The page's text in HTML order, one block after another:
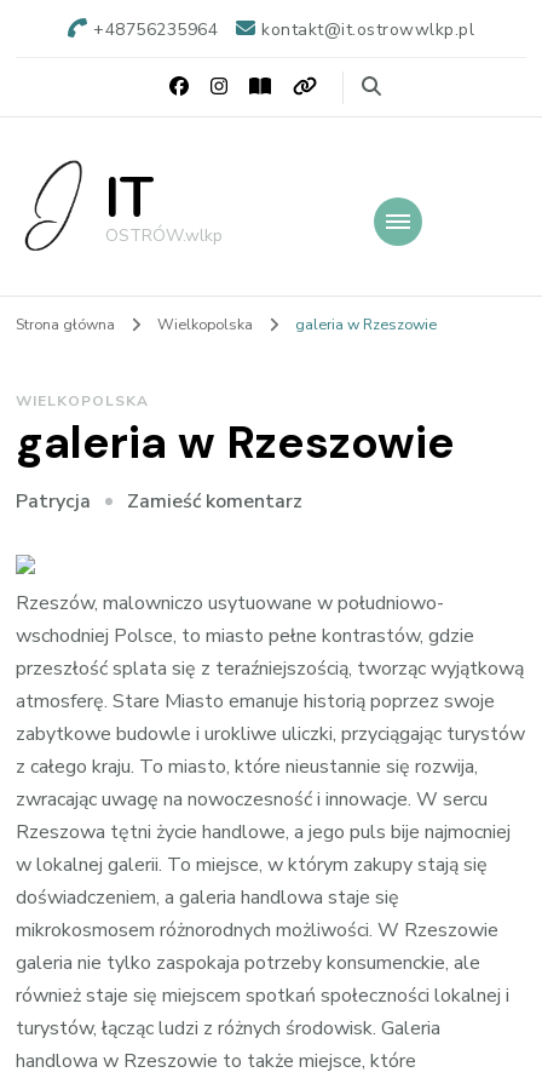
+48756235964 kontakt@it.ostrowwlkp.pl
IT
OSTRÓW.wlkp
Strona główna Wielkopolska galeria w Rzeszowie
WIELKOPOLSKA
galeria w Rzeszowie
Patrycja Zamieść komentarz
w
Rzeszowie
Rzeszów, malowniczo usytuowane w południowo-
wschodniej Polsce, to miasto pełne kontrastów, gdzie
przeszłość splata się z teraźniejszością, tworząc wyjątkową
atmosferę. Stare Miasto emanuje historią poprzez swoje
zabytkowe budowle i urokliwe uliczki, przyciągając turystów
z całego kraju. To miasto, które nieustannie się rozwija,
zwracając uwagę na nowoczesność i innowacje. W sercu
Rzeszowa tętni życie handlowe, a jego puls bije najmocniej
w lokalnej galerii. To miejsce, w którym zakupy stają się
doświadczeniem, a galeria handlowa staje się
mikrokosmosem różnorodnych możliwości. W Rzeszowie
galeria nie tylko zaspokaja potrzeby konsumenckie, ale
również staje się miejscem spotkań społeczności lokalnej i
turystów, łącząc ludzi z różnych środowisk. Galeria
handlowa w Rzeszowie to także miejsce, które